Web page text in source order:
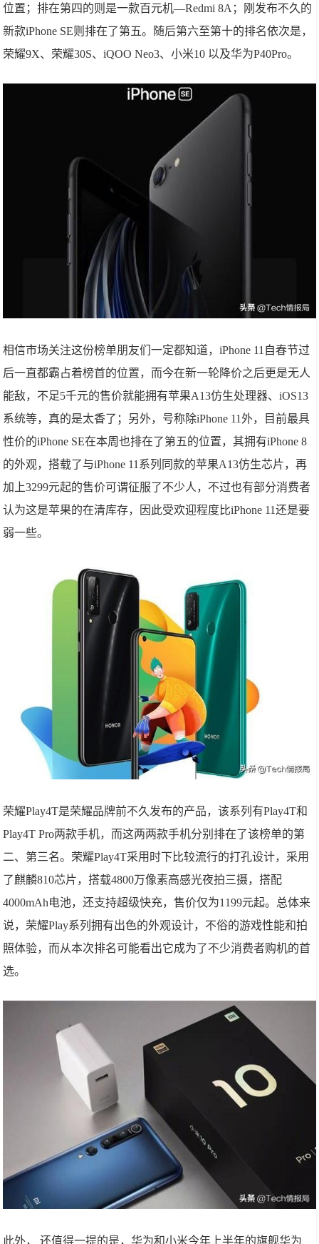
位置；排在第四的则是一款百元机—Redmi 8A；刚发布不久的
新款iPhone SE则排在了第五。随后第六至第十的排名依次是，
荣耀9X、荣耀30S、iQOO Neo3、小米10 以及华为P40Pro。
相信市场关注这份榜单朋友们一定都知道，iPhone 11自春节过
后一直都霸占着榜首的位置，而今在新一轮降价之后更是无人
能敌，不足5千元的售价就能拥有苹果A13仿生处理器、iOS13
系统等，真的是太香了；另外，号称除iPhone 11外，目前最具
性价的iPhone SE在本周也排在了第五的位置，其拥有iPhone 8
的外观，搭载了与iPhone 11系列同款的苹果A13仿生芯片，再
加上3299元起的售价可谓征服了不少人，不过也有部分消费者
认为这是苹果的在清库存，因此受欢迎程度比iPhone 11还是要
弱一些。
荣耀Play4T是荣耀品牌前不久发布的产品，该系列有Play4T和
Play4T Pro两款手机，而这两两款手机分别排在了该榜单的第
二、第三名。荣耀Play4T采用时下比较流行的打孔设计，采用
了麒麟810芯片，搭载4800万像素高感光夜拍三摄，搭配
4000mAh电池，还支持超级快充，售价仅为1199元起。总体来
说，荣耀Play系列拥有出色的外观设计，不俗的游戏性能和拍
照体验，而从本次排名可能看出它成为了不少消费者购机的首
选。
此外， 还值得一提的是，华为和小米今年上半年的旗舰华为